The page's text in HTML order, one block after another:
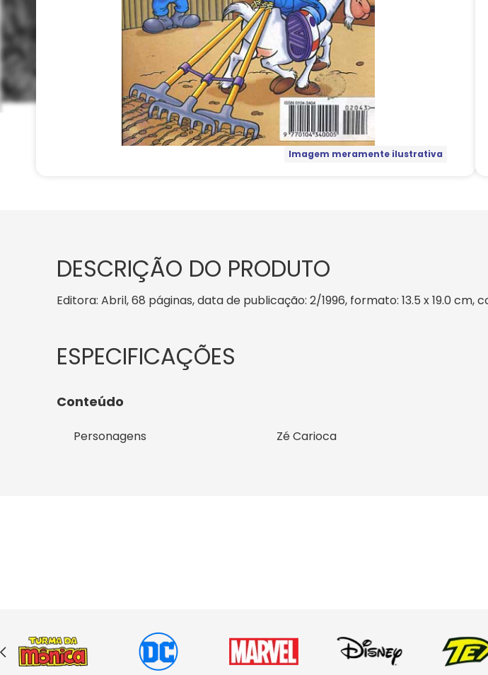
Imagem meramente ilustrativa
DESCRIÇÃO DO PRODUTO
Editora: Abril, 68 páginas, data de publicação: 2/1996, formato: 13.5 x 19.0
Conteúdo
Personagens Zé Carioca